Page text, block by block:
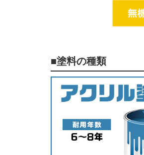
■塗料の種類